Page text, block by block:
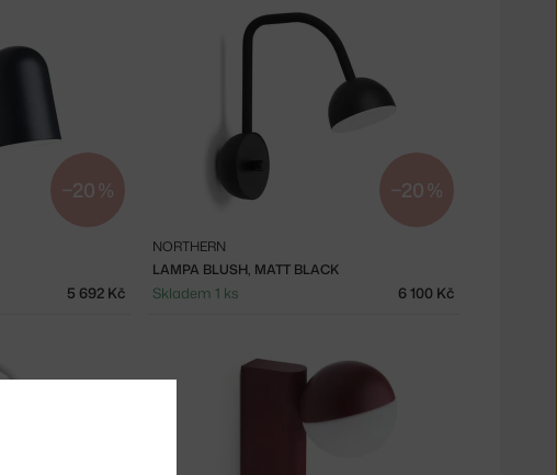
−20 %
5 692 Kč
−20 %
LAMPA BLUSH, MATT BLACK
NORTHERN
Skladem 1 ks 6 100 Kč